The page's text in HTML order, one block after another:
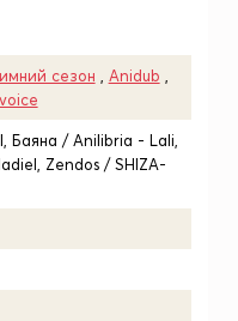
сезон Anidub
Баяна / Anilibria - Lali,
Zendos / SHIZA-